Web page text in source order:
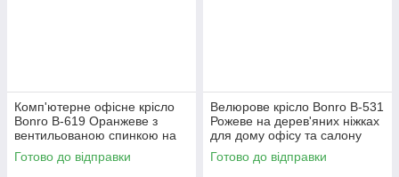
Комп'ютерне офісне крісло
Bonro В-619 Оранжеве з
вентильованою спинкою на
гумових колесах (для
школярів та дорослих)
Готово до відправки
Велюрове крісло Bonro B-531
Рожеве на дерев'яних ніжках
для дому офісу та салону
краси
Готово до відправки